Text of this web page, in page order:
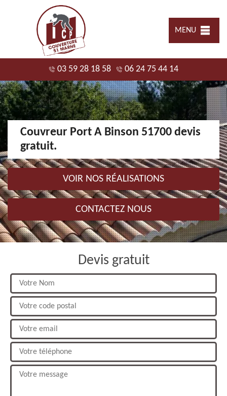
MENU
03 59 28 18 58 06 24 75 44 14
Couvreur Port A Binson 51700 devis
gratuit.
VOIR NOS RÉALISATIONS
CONTACTEZ NOUS
Devis gratuit